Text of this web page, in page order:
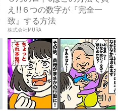
え!!６つの数字が『完全一
致』する方法
株式会社MURA